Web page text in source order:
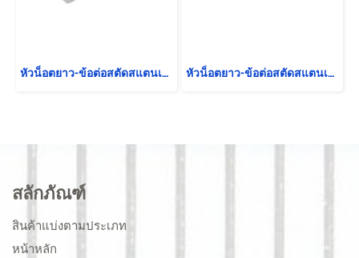
หัวน็อตยาว-ข้อต่อสตัดสแตนเลส 304 ขนาด M14 ยาว 50 mm (หัวน็อตเบอร์ 22) หัวน็อตตัวเมียยาวพิเศษ หัวน็อตยาว-ข้อต่อสตัดสแตนเลส 304 ขนาด M14 ยาว 35 mm (หัวน็อตเบอร์ 22) หัวน็อตตัวเมียยาวพิเศษ
สลักภัณฑ์
สินค้าแบ่งตามประเภท
หน้าหลัก